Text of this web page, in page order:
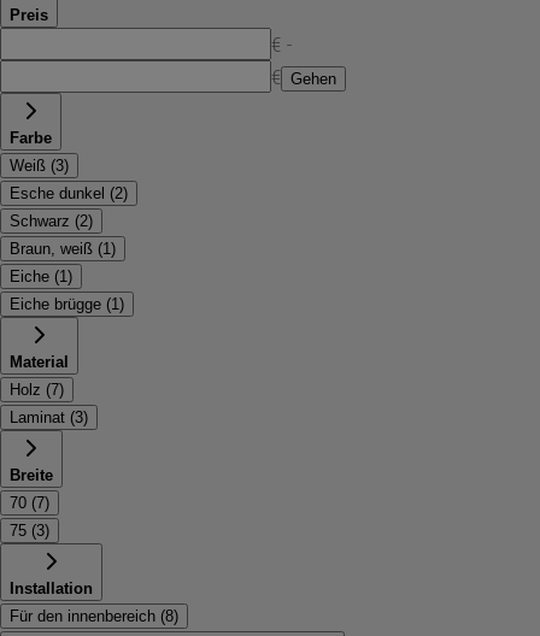
Preis
€ -
€ Gehen
Farbe
Weiß (3)
Esche dunkel (2)
Schwarz (2)
Braun, weiß (1)
Eiche (1)
Eiche brügge (1)
Material
Holz (7)
Laminat (3)
Breite
70 (7)
75 (3)
Installation
Für den innenbereich (8)